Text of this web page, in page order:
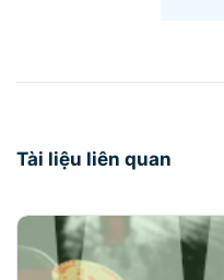
Tài liệu liên quan